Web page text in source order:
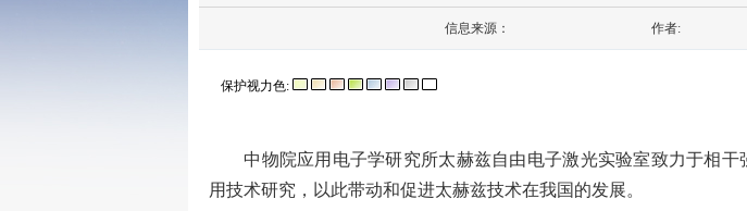
信息来源： 作者:
保护视力色:
中物院应用电子学研究所太赫兹自由电子激光实验室致力于相
用技术研究，以此带动和促进太赫兹技术在我国的发展。